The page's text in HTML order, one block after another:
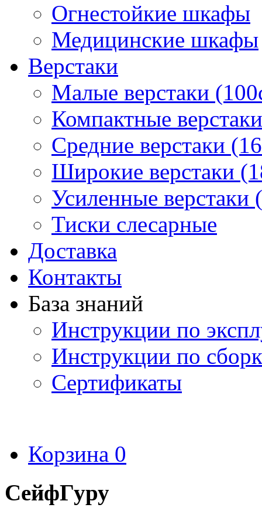
Огнестойкие шкафы
Медицинские шкафы
Верстаки
Малые верстаки
Компактные
Средние верстаки
Широкие верстаки
Усиленные верстаки
Тиски слесарные
Доставка
Контакты
База знаний
Инструкции по
Инструкции по
Сертификаты
Корзина 0
СейфГуру